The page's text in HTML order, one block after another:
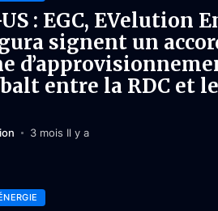
: EGC, EVelution
signent un
entre la RDC et
3 mois Il y a